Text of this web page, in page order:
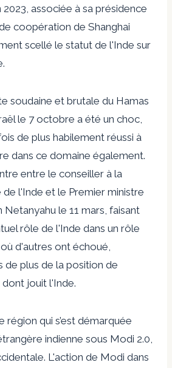
2023, associée à sa présidence
coopération de Shanghai
scellé le statut de l'Inde sur
soudaine et brutale du Hamas
le 7 octobre a été un choc,
de plus habilement réussi à
dans ce domaine également.
entre le conseiller à la
l'Inde et le Premier ministre
Netanyahu le 11 mars, faisant
rôle de l'Inde dans un rôle
d'autres ont échoué,
de plus de la position de
jouit l'Inde.
région qui s’est démarquée
indienne sous Modi 2.0,
L'action de Modi dans